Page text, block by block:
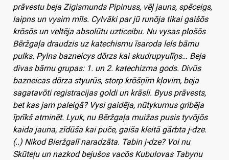
prāvestu beja Zigismunds Pipinuss, vēļ jauns, spēceigs,
laipns un vysim mīls. Cylvāki par jū runōja tikai gaišōs
krōsōs un veltēja absolūtu uzticeibu. Nu vysas plošōs
Bēržgaļa draudzis uz katechismu īsaroda lels bārnu
pulks. Pylns bazneicys dōrzs kai skudrupyulīņs… Beja
divas bārnu grupas: 1. un 2. katechizma gods. Divūs
bazneicas dōrza styurūs, storp krōšņīm kļovim, beja
sagatavōti registracijas goldi un krāsli. Byus prāvests,
bet kas jam paleigā? Vysi gaidēja, nūtykumus gribēja
īprīkš atminēt. Lyuk, nu Bēržgaļa muižas pusis tyvōjōs
kaida jauna, zīdūša kai puče, gaiša kleitā gārbta j-dze.
(..) Nikod Bieržgalī naradzāta. Tabin j-dze? Voi nu
Skūteļu un nazkod bejušos vacōs Kubulovas Tabynu